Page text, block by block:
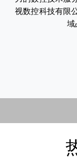
视数控科技有限
域